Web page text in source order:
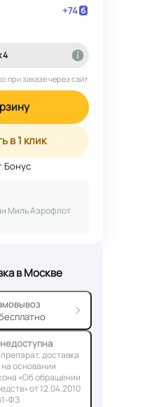
+74
4
при заказе через сайт
в 1 клик
Бонус
Миль Аэрофлот
в Москве
доставка
основании
«Об обращении
от 12.04.2010
ФЗ